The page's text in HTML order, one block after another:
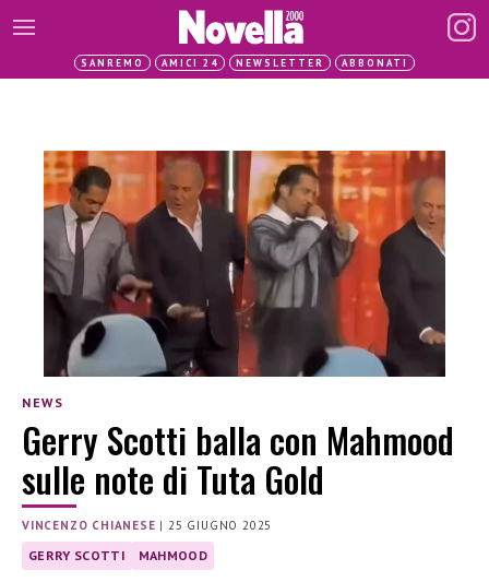
SANREMO AMICI 24 NEWSLETTER ABBONATI
NEWS
Gerry Scotti balla con Mahmood
sulle note di Tuta Gold
VINCENZO CHIANESE |25 GIUGNO 2025
GERRY SCOTTI MAHMOOD